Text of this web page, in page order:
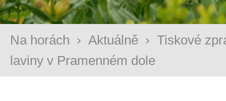
Na horách › Aktuálně › Tiskové
laviny v Pramenném dole